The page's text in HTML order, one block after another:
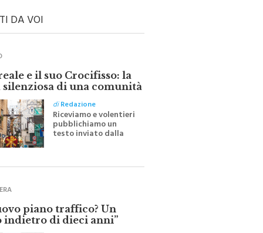
DA VOI
e il suo Crocifisso: la
silenziosa di una comunità
diRedazione
Riceviamo e volentieri
pubblichiamo un
testo inviato dalla
all'indomani della
piano traffico? Un
indietro di dieci anni”